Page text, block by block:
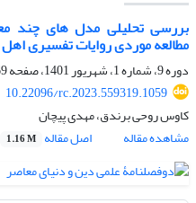
بررسی تحلیلی مدل های چند
مطالعه موردی روایات تفسیری
دوره 9، شماره 1، شهریور 1401، صفحه
10.22096/rc.2023.559319.1059
کاوس روحی برندق، مهدی پیچان
مشاهده مقاله
اصل مقاله 1.16 M